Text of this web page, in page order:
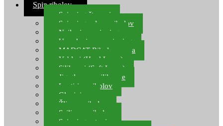
Spin ribolov
Spinning štapovi
Spinning role za ribolov
Najloni za spinning
Upredenice za spinning
MADCAT Ribolov soma
Vobleri (Hard Lures)
Silikonci (Soft Lures)
Jig glave za silikonce
Leptiri za ribolov
Glavinjare
Žlice za ribolov
Sajlice za ribolov
Spinning setovi